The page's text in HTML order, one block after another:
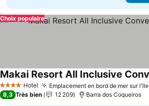
Choix populaire
4 Étoiles Hotel Emplacement en bord de mer sur l'île
8,3 Très bien 12 209 Barra dos Coqueiros